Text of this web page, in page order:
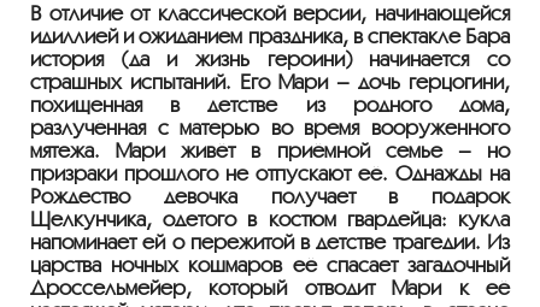
В отличие от классической версии, начинающейся
идиллией и ожиданием праздника, в спектакле Бара
история (да и жизнь героини) начинается со
страшных испытаний. Его Мари – дочь герцогини,
похищенная в детстве из родного дома,
разлучённая с матерью во время вооруженного
мятежа. Мари живёт в приёмной семье – но
призраки прошлого не отпускают её. Однажды на
Рождество девочка получает в подарок
Щелкунчика, одетого в костюм гвардейца: кукла
напоминает ей о пережитой в детстве трагедии. Из
царства ночных кошмаров её спасает загадочный
Дроссельмейер, который отводит Мари к её